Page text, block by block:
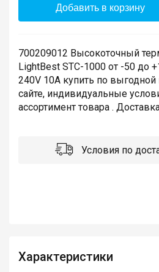
Добавить в корзину
700209012 Высокоточный
LightBest STC-1000 от -50 до
240V 10А купить по
сайте, индивидуальные
ассортимент товара .
Условия по
Характеристики